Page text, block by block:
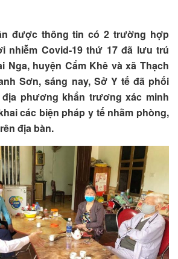
được thông tin có 2 trường hợp
nhiễm Covid-19 thứ 17 đã lưu trú
Nga, huyện Cẩm Khê và xã Thạch
Sơn, sáng nay, Sở Y tế đã phối
phương khẩn trương xác minh
các biện pháp y tế nhằm phòng,
địa bàn.